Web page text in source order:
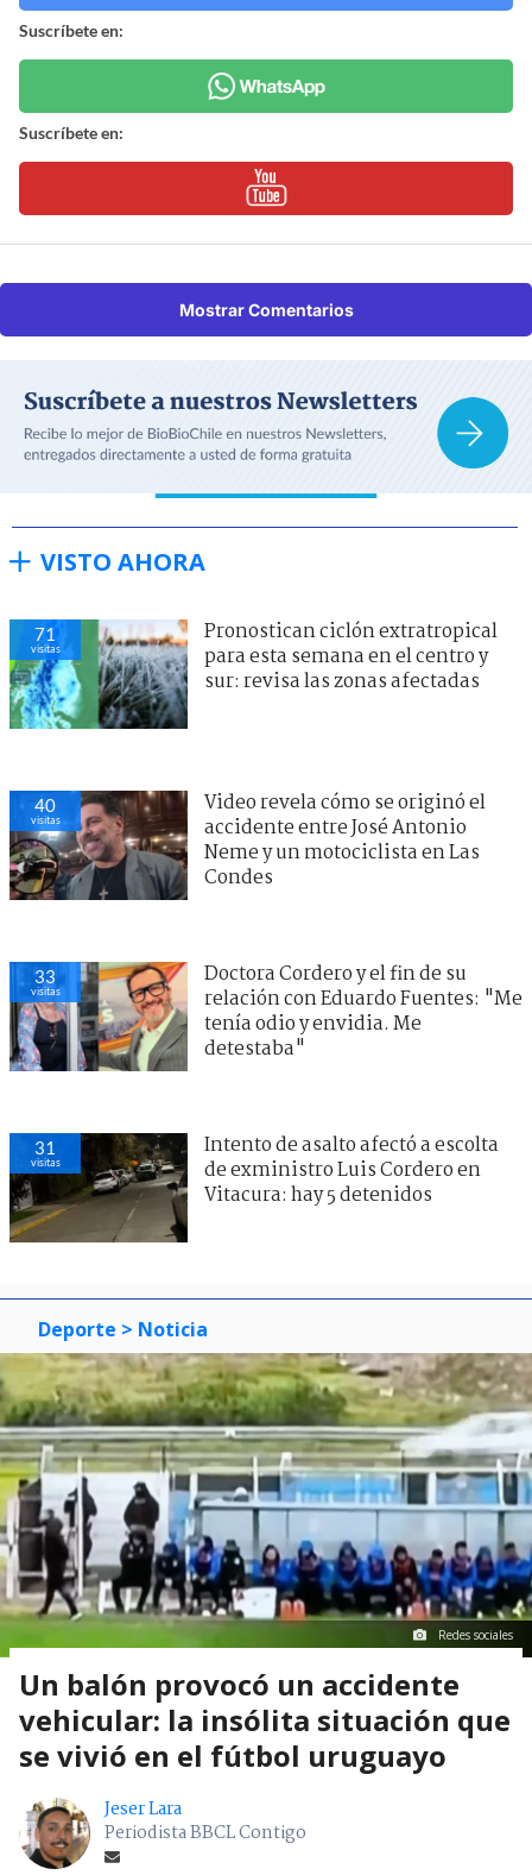
Suscríbete en:
Suscríbete en:
Mostrar Comentarios
VISTO AHORA
71
visitas
Pronostican ciclón extratropical
para esta semana en el centro y
sur: revisa las zonas afectadas
40
visitas
Video revela cómo se originó el
accidente entre José Antonio
Neme y un motociclista en Las
Condes
33
visitas
Doctora Cordero y el fin de su
relación con Eduardo Fuentes: "Me
tenía odio y envidia. Me
detestaba"
31
visitas
Intento de asalto afectó a escolta
de exministro Luis Cordero en
Vitacura: hay 5 detenidos
Deporte > Noticia
Redes sociales
Un balón provocó un accidente
vehicular: la insólita situación que
se vivió en el fútbol uruguayo
Jeser Lara
Periodista BBCL Contigo